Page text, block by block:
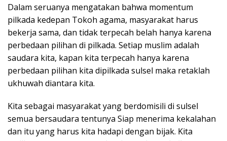
Dalam seruanya mengatakan bahwa momentum
pilkada kedepan Tokoh agama, masyarakat harus
bekerja sama, dan tidak terpecah belah hanya karena
perbedaan pilihan di pilkada. Setiap muslim adalah
saudara kita, kapan kita terpecah hanya karena
perbedaan pilihan kita dipilkada sulsel maka retaklah
ukhuwah diantara kita.
Kita sebagai masyarakat yang berdomisili di sulsel
semua bersaudara tentunya Siap menerima kekalahan
dan itu yang harus kita hadapi dengan bijak. Kita